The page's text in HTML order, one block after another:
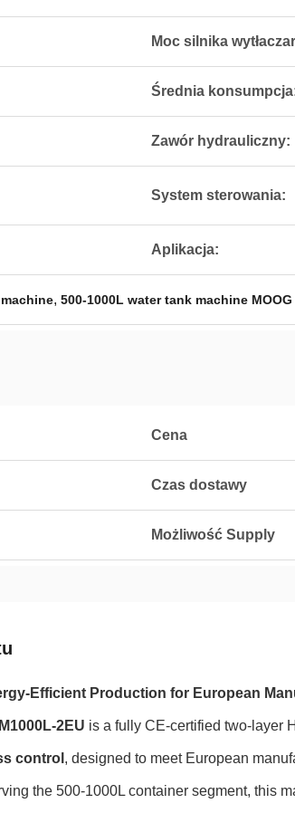
Moc silnika
Średnia
Zawór hydrauliczny:
System sterowania:
Aplikacja:
, 500-1000L water tank machine
Cena
Czas dostawy
Możliwość Supply
Efficient Production for European
2EU is a fully CE-certified two-layer
control , designed to meet European
the 500-1000L container segment, this